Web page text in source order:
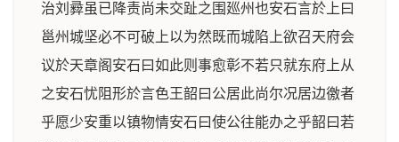
治刘彛虽已降责尚未交趾之围廵州也安石言於上曰
邕州城坚必不可破上以为然既而城陷上欲召天府会
议於天章阁安石曰如此则事愈彰不若只就东府上从
之安石忧阻形於言色王韶曰公居此尚尔况居边徼者
乎愿少安重以镇物情安石曰使公往能办之乎韶曰若